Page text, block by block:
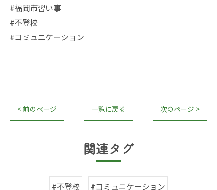
#福岡市習い事
#不登校
#コミュニケーション
< 前のページ 一覧に戻る 次のページ >
関連タグ
#不登校 #コミュニケーション